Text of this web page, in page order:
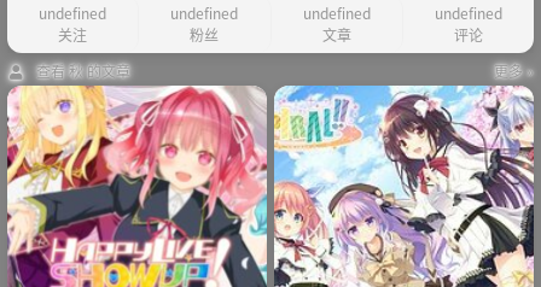
undefined
关注
undefined
粉丝
undefined
文章
undefined
评论
查看 秋 的文章
更多 »